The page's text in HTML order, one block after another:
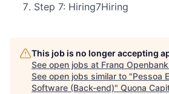
Step 7: Hiring7Hiring
This job is no longer accepting
See open jobs at Franq Openbank
See open jobs similar to "Pessoa
Software (Back-end)" Quona